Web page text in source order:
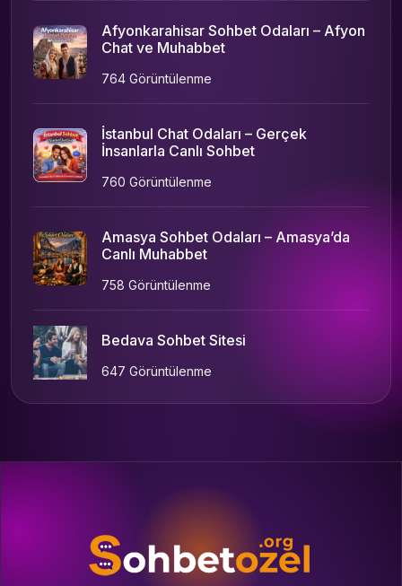
Afyonkarahisar Sohbet Odaları – Afyon
Chat ve Muhabbet
764 Görüntülenme
İstanbul Chat Odaları – Gerçek
İnsanlarla Canlı Sohbet
760 Görüntülenme
Amasya Sohbet Odaları – Amasya’da
Canlı Muhabbet
758 Görüntülenme
Bedava Sohbet Sitesi
647 Görüntülenme